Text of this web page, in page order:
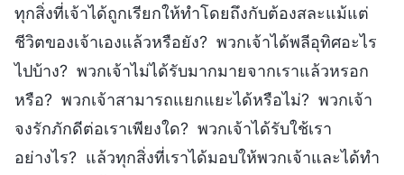
ทุกสิ่งที่เจ้าได้ถูกเรียกให้ทำโดยถึงกับต้องสละแม้แต่
ชีวิตของเจ้าเองแล้วหรือยัง? พวกเจ้าได้พลีอุทิศอะไร
ไปบ้าง? พวกเจ้าไม่ได้รับมากมายจากเราแล้วหรอก
หรือ? พวกเจ้าสามารถแยกแยะได้หรือไม่? พวกเจ้า
จงรักภักดีต่อเราเพียงใด? พวกเจ้าได้รับใช้เรา
อย่างไร? แล้วทุกสิ่งที่เราได้มอบให้พวกเจ้าและได้ทำ